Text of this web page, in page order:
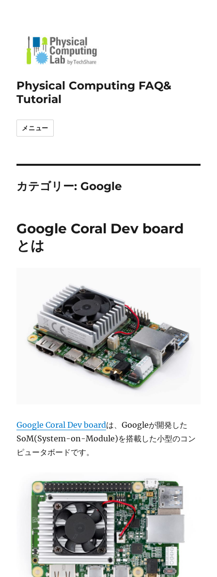
Physical Computing FAQ&
Tutorial
メニュー
カテゴリー: Google
Google Coral Dev board
とは
Google Coral Dev boardは、Googleが開発した
SoM(System-on-Module)を搭載した小型のコン
ピュータボードです。